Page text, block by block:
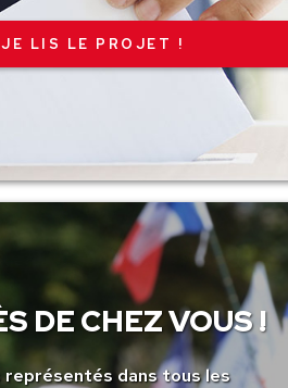
JE LIS LE PROJET !
DE CHEZ VOUS !
représentés dans tous les